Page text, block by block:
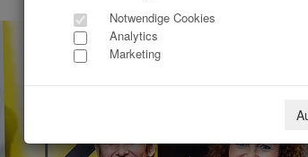
Notwendige Cookies
Analytics
Marketing